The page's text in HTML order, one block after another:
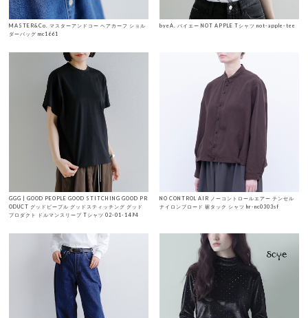
MASTER&Co. マスターアンドコー ヘアカーフ ショル
ダーバッグ mc1661
byeA. バイエー NOT APPLE Tシャツ not-apple-tee
GGG | GOOD PEOPLE GOOD STITCHING GOOD PR
ODUCT グッドピープル グッドスティッチング グッド
プロダクト ドルマンスリーブ Tシャツ 02-01-1494
NO CONTROL AIR ノーコントロールエアー テンセル
ナイロンブロード 裾タック シャツ hr-nc0303sf